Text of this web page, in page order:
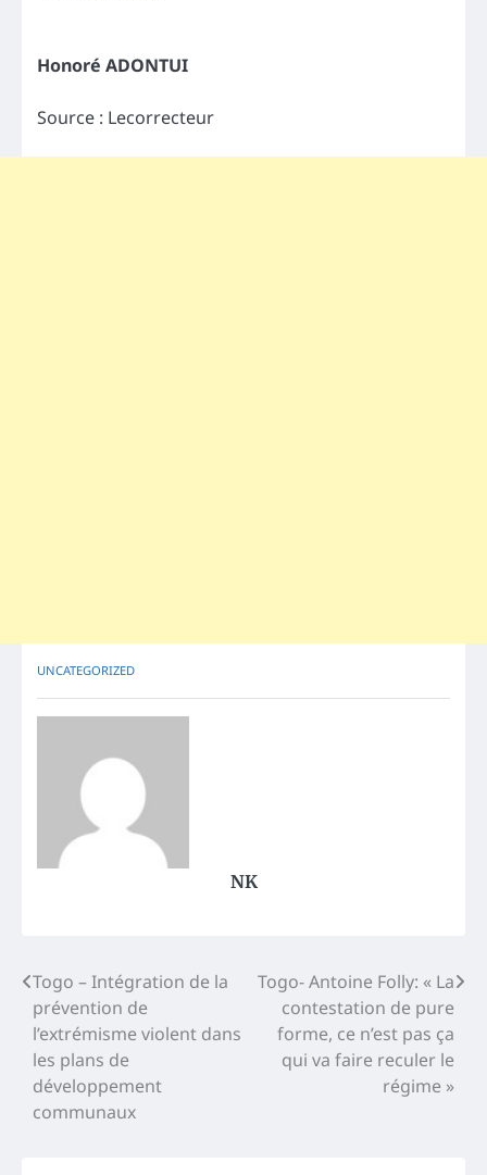
Honoré ADONTUI
Source : Lecorrecteur
UNCATEGORIZED
NK
Post
navigation
Togo – Intégration de la
prévention de
l’extrémisme violent dans
les plans de
développement
communaux
Togo- Antoine Folly: « La
contestation de pure
forme, ce n’est pas ça
qui va faire reculer le
régime »